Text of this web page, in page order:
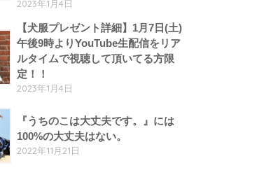
2023年1月4日
【犬服プレゼント詳細】1月7日(土)
午後9時よりYouTube生配信をリア
ルタイムで視聴して頂いてる方限
定！！
2023年1月4日
『うちのこは大丈夫です。』には
100%の大丈夫はない。
2022年11月21日